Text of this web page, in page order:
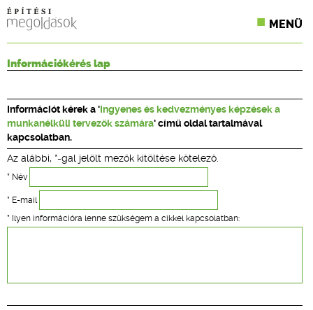
MENÜ
CPR TERMÉKKIÍRÁS
ÉPÍTÉSI JOG
TERVEZÉSI SEGÉDLETEK
Információkérés lap
Információt kérek a ' Ingyenes és kedvezményes képzések a
munkanélküli tervezők számára' című oldal tartalmával
kapcsolatban.
Az alábbi, *-gal jelölt mezők kitöltése kötelező.
* Név
* E-mail
* Ilyen információra lenne szükségem a cikkel kapcsolatban: